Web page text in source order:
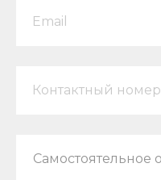
Email
Контактный номер